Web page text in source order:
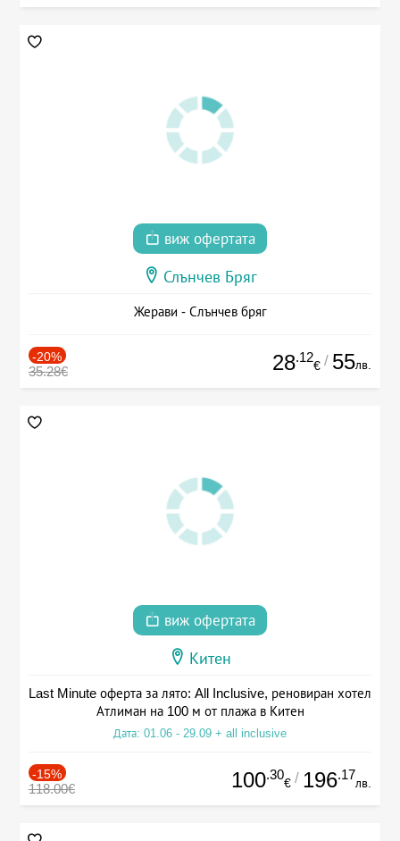
виж офертата
Слънчев Бряг
Жерави - Слънчев бряг
-20%
35.28€ 28.12
€ / 55лв.
виж офертата
Китен
Last Minute оферта за лято: All Inclusive, реновиран хотел
Атлиман на 100 м от плажа в Китен
Дата: 01.06 - 29.09 + all inclusive
-15%
118.00€ 100.30
€ / 196.17
лв.